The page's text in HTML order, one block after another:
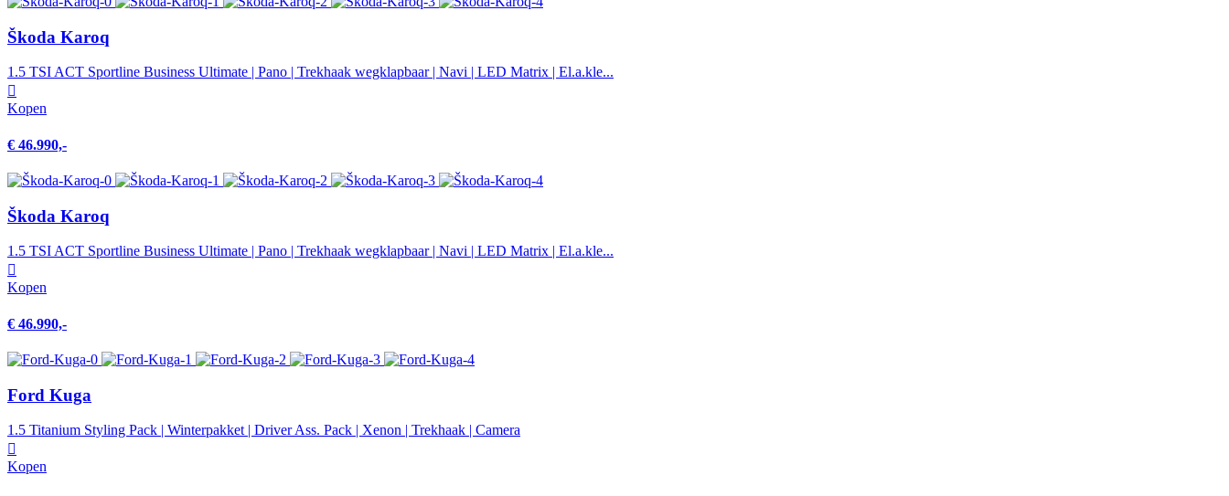
Škoda Karoq
1.5 TSI ACT Sportline Business Ultimate | Pano | Trekhaak wegklapbaar | Navi | LED Matrix | El.a.kle...
Kopen
€ 46.990,-
Škoda Karoq
1.5 TSI ACT Sportline Business Ultimate | Pano | Trekhaak wegklapbaar | Navi | LED Matrix | El.a.kle...
Kopen
€ 46.990,-
Ford Kuga
1.5 Titanium Styling Pack | Winterpakket | Driver Ass. Pack | Xenon | Trekhaak | Camera
Kopen